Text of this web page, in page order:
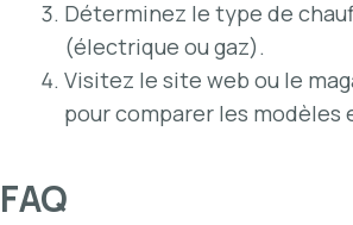
Déterminez le type de
(électrique ou gaz).
Visitez le site web ou le
pour comparer les modèles
FAQ